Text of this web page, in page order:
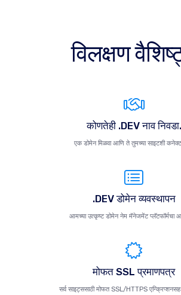
विलक्षण
कोणतेही .DEV नाव निवडा.
एक डोमेन मिळवा आणि ते तुमच्या साइटशी
.DEV डोमेन व्यवस्थापन
आमच्या उत्कृष्ट डोमेन नेम मॅनेजमेंट प्लॅटफॉर्मचा
मोफत SSL प्रमाणपत्र
सर्व साइट्ससाठी मोफत SSL/HTTPS एन्क्रिप्शनसह